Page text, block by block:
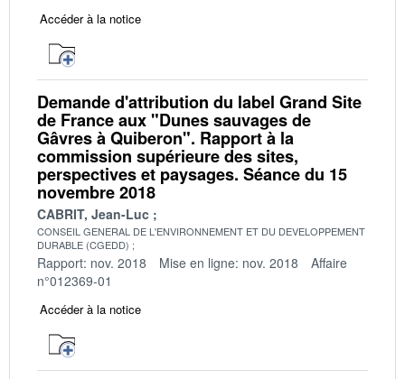
Accéder à la notice
Demande d'attribution du label Grand Site
de France aux "Dunes sauvages de
Gâvres à Quiberon". Rapport à la
commission supérieure des sites,
perspectives et paysages. Séance du 15
novembre 2018
CABRIT, Jean-Luc
CONSEIL GENERAL DE L'ENVIRONNEMENT ET DU DEVELOPPEMENT
DURABLE (CGEDD)
Rapport: nov. 2018 Mise en ligne: nov. 2018
Affaire
n°012369-01
Accéder à la notice